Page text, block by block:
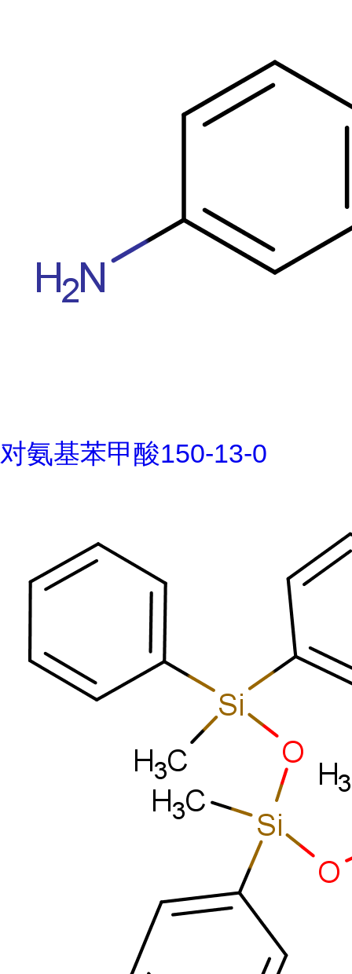
对氨基苯甲酸150-13-0